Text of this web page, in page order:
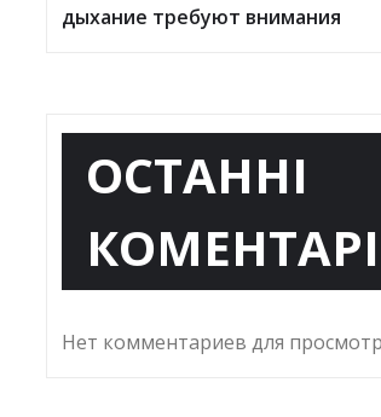
дыхание требуют внимания
ОСТАННІ
КОМЕНТАРІ
Нет комментариев для